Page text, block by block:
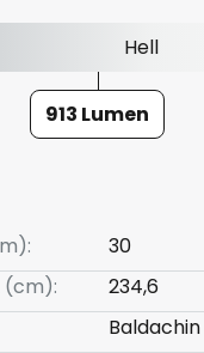
Hell
913 Lumen
30
(cm):
234,6